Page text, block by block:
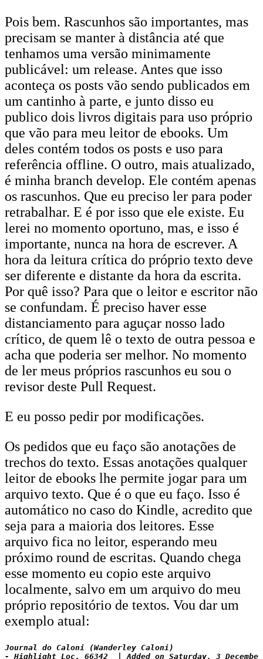
Pois bem. Rascunhos são importantes, mas
precisam se manter à distância até que
tenhamos uma versão minimamente
publicável: um release. Antes que isso
aconteça os posts vão sendo publicados em
um cantinho à parte, e junto disso eu
publico dois livros digitais para uso próprio
que vão para meu leitor de ebooks. Um
deles contém todos os posts e uso para
referência offline. O outro, mais atualizado,
é minha branch develop. Ele contém apenas
os rascunhos. Que eu preciso ler para poder
retrabalhar. E é por isso que ele existe. Eu
lerei no momento oportuno, mas, e isso é
importante, nunca na hora de escrever. A
hora da leitura crítica do próprio texto deve
ser diferente e distante da hora da escrita.
Por quê isso? Para que o leitor e escritor não
se confundam. É preciso haver esse
distanciamento para aguçar nosso lado
crítico, de quem lê o texto de outra pessoa e
acha que poderia ser melhor. No momento
de ler meus próprios rascunhos eu sou o
revisor deste Pull Request.
E eu posso pedir por modificações.
Os pedidos que eu faço são anotações de
trechos do texto. Essas anotações qualquer
leitor de ebooks lhe permite jogar para um
arquivo texto. Que é o que eu faço. Isso é
automático no caso do Kindle, acredito que
seja para a maioria dos leitores. Esse
arquivo fica no leitor, esperando meu
próximo round de escritas. Quando chega
esse momento eu copio este arquivo
localmente, salvo em um arquivo do meu
próprio repositório de textos. Vou dar um
exemplo atual:
Journal do Caloni (Wanderley Caloni)
- Highlight Loc. 66342  | Added on Saturday, 3 December